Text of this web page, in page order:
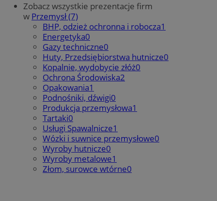
Zobacz wszystkie prezentacje firm
w Przemysł (7)
BHP, odzież ochronna i robocza1
Energetyka0
Gazy techniczne0
Huty, Przedsiębiorstwa hutnicze0
Kopalnie, wydobycie złóż0
Ochrona Środowiska2
Opakowania1
Podnośniki, dźwigi0
Produkcja przemysłowa1
Tartaki0
Usługi Spawalnicze1
Wózki i suwnice przemysłowe0
Wyroby hutnicze0
Wyroby metalowe1
Złom, surowce wtórne0